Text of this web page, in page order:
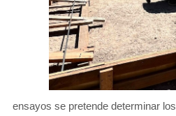
ensayos se pretende determinar los